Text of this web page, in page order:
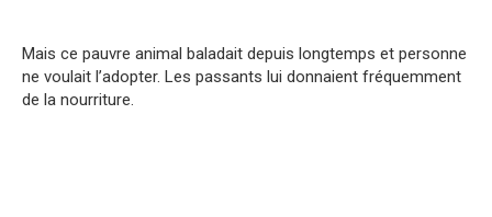
Mais ce pauvre animal baladait depuis longtemps et personne
ne voulait l’adopter. Les passants lui donnaient fréquemment
de la nourriture.